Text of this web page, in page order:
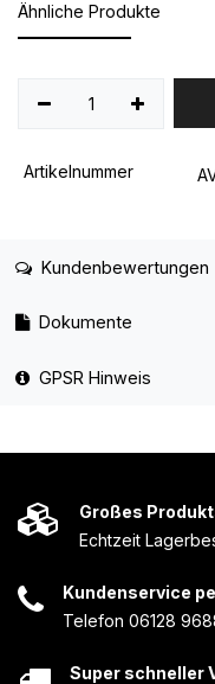
Ähnliche Produkte
Artikelnummer
Kundenbewertungen
Dokumente
GPSR Hinweis
Großes
Echtzeit
Kundenservice
Telefon 06128
Super schneller